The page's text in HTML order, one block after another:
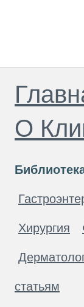
О
Хирургия
статьям